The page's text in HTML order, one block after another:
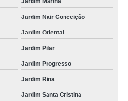
Jardim Marina
Jardim Nair Conceição
Jardim Oriental
Jardim Pilar
Jardim Progresso
Jardim Rina
Jardim Santa Cristina